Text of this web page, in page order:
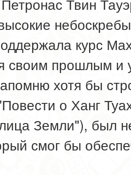
курс
своим прошлым и
хотя бы
о Ханг
Земли"), был
смог бы